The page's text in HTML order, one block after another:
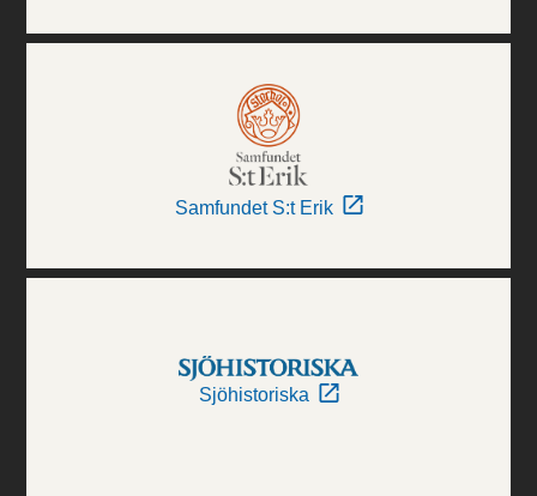
Samfundet S:t Erik
Sjöhistoriska